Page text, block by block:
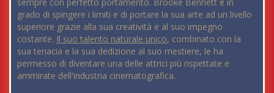
grado di spingere i limiti e di portare la sua arte ad un livello
superiore grazie alla sua creatività e al suo impegno
costante. Il suo talento naturale unico, combinato con la
sua tenacia e la sua dedizione al suo mestiere, le ha
permesso di diventare una delle attrici più rispettate e
ammirate dell'industria cinematografica.